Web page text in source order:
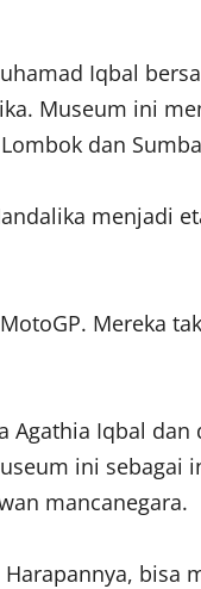
Iqbal
Museum ini
dan
menjadi
Mereka
Iqbal
ini
mancanegara.
bisa